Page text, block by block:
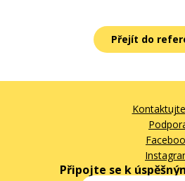
Přejít do
Připojte se k